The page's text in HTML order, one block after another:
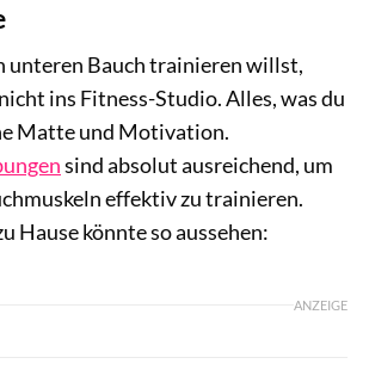
unteren Bauch trainieren willst,
ins Fitness-Studio. Alles, was du
Matte und Motivation.
sind absolut ausreichend, um
effektiv zu trainieren.
Hause könnte so aussehen:
ANZEIGE